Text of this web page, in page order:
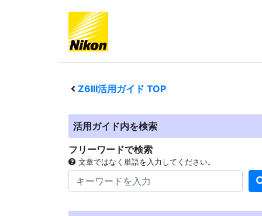
Z6III活用ガイド TOP
活用ガイド内を検索
フリーワードで検索
文章ではなく単語を入力してください。